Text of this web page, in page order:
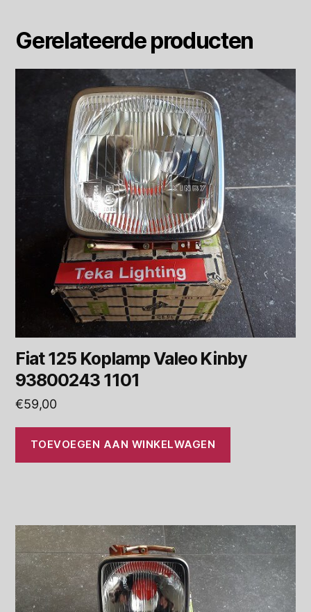
Gerelateerde producten
Fiat 125 Koplamp Valeo Kinby
93800243 1101
€59,00
TOEVOEGEN AAN WINKELWAGEN